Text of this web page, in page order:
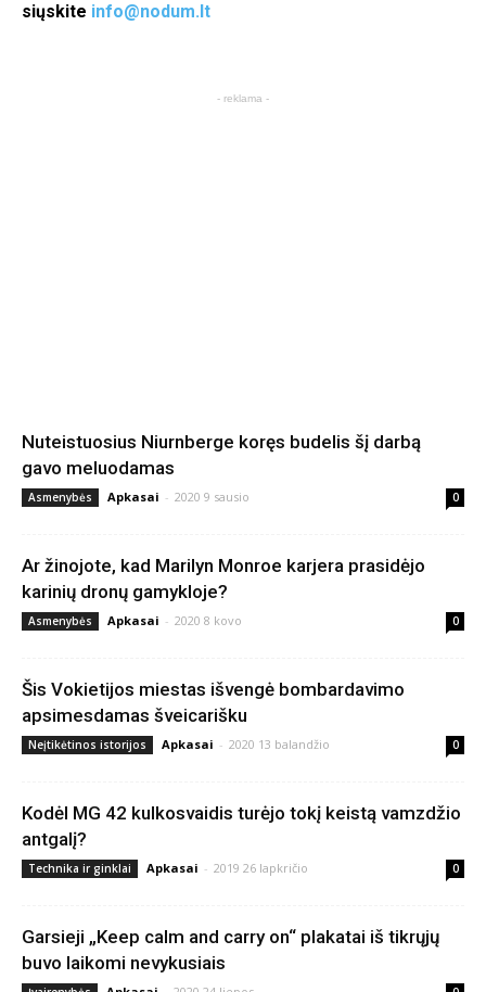
siųskite info@nodum.lt
- reklama -
Nuteistuosius Niurnberge koręs budelis šį darbą
gavo meluodamas
Asmenybės Apkasai - 2020 9 sausio 0
Ar žinojote, kad Marilyn Monroe karjera prasidėjo
karinių dronų gamykloje?
Asmenybės Apkasai - 2020 8 kovo 0
Šis Vokietijos miestas išvengė bombardavimo
apsimesdamas šveicarišku
Neįtikėtinos istorijos Apkasai - 2020 13 balandžio 0
Kodėl MG 42 kulkosvaidis turėjo tokį keistą vamzdžio
antgalį?
Technika ir ginklai Apkasai - 2019 26 lapkričio 0
Garsieji „Keep calm and carry on“ plakatai iš tikrųjų
buvo laikomi nevykusiais